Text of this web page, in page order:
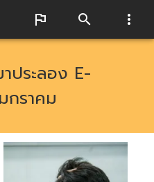
ประลอง E-
กราคม